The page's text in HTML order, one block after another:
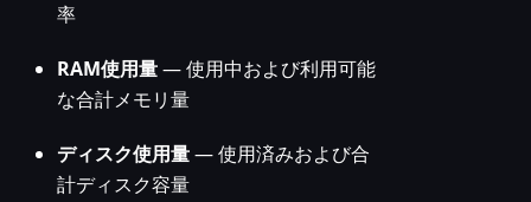
率
RAM使用量— 使用中および利用可能
な合計メモリ量
ディスク使用量— 使用済みおよび合
計ディスク容量